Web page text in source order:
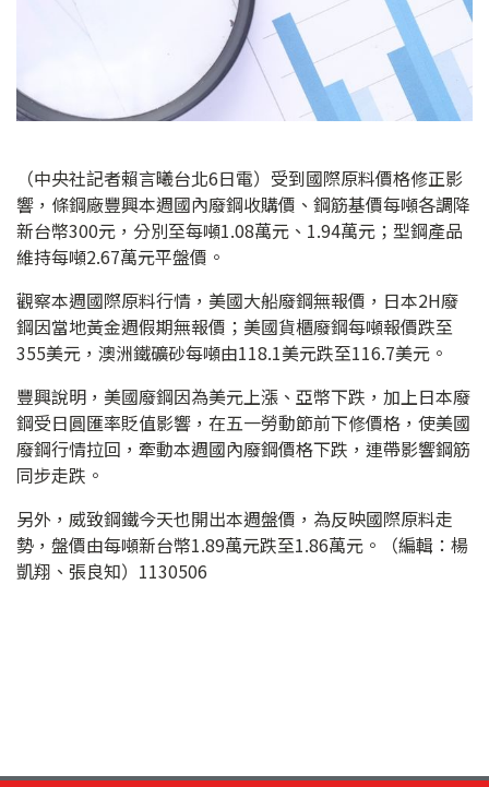
（中央社記者賴言曦台北6日電）受到國際原料價格修正影
響，條鋼廠豐興本週國內廢鋼收購價、鋼筋基價每噸各調降
新台幣300元，分別至每噸1.08萬元、1.94萬元；型鋼產品
維持每噸2.67萬元平盤價。
觀察本週國際原料行情，美國大船廢鋼無報價，日本2H廢
鋼因當地黃金週假期無報價；美國貨櫃廢鋼每噸報價跌至
355美元，澳洲鐵礦砂每噸由118.1美元跌至116.7美元。
豐興說明，美國廢鋼因為美元上漲、亞幣下跌，加上日本廢
鋼受日圓匯率貶值影響，在五一勞動節前下修價格，使美國
廢鋼行情拉回，牽動本週國內廢鋼價格下跌，連帶影響鋼筋
同步走跌。
另外，威致鋼鐵今天也開出本週盤價，為反映國際原料走
勢，盤價由每噸新台幣1.89萬元跌至1.86萬元。（編輯：楊
凱翔、張良知）1130506